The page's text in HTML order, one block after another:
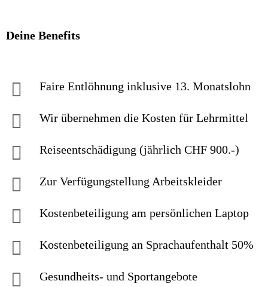
Deine Benefits
Faire Entlöhnung inklusive 13. Monatslohn
Wir übernehmen die Kosten für Lehrmittel
Reiseentschädigung (jährlich CHF 900.-)
Zur Verfügungstellung Arbeitskleider
Kostenbeteiligung am persönlichen Laptop
Kostenbeteiligung an Sprachaufenthalt 50%
Gesundheits- und Sportangebote